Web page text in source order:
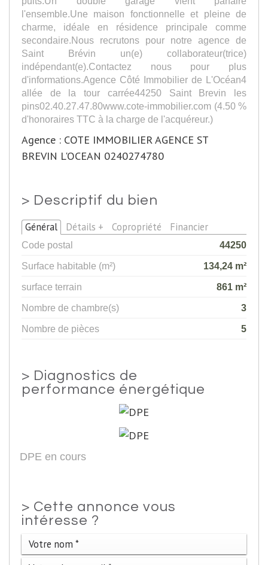
l'ensemble.Une maison fonctionnelle et pleine de
charme, idéale en résidence principale comme
secondaire.Nous recrutons pour notre agence de
Saint Brévin un(e) collaborateur(trice)
indépendant(e).Contactez nous pour plus
d'informations.Agence Côté Immobilier de L'Océan4
allée de la tour carrée44250 Saint Brevin les
pins02.40.27.47.80www.cote-immobilier.com (4.50 %
d'honoraires TTC à la charge de l'acquéreur.)
Agence : COTE IMMOBILIER AGENCE ST
BREVIN L'OCEAN 0240274780
> Descriptif du bien
Général Détails + Copropriété Financier
Code postal
44250
Surface habitable (m²)
134,24 m²
surface terrain
861 m²
Nombre de chambre(s)
3
Nombre de pièces
5
> Diagnostics de
performance énergétique
DPE en cours
> Cette annonce vous
intéresse ?